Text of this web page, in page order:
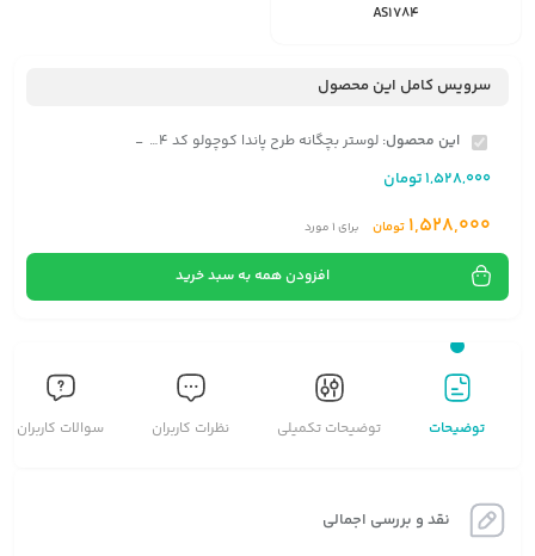
AS1784
سرویس کامل این محصول
این محصول: لوستر بچگانه طرح پاندا کوچولو کد AS1784 -
1,528,000تومان
1,528,000 تومان برای1مورد
افزودن همه به سبد خرید
توضیحات توضیحات تکمیلی نظرات کاربران سوالات کاربران
نقد و بررسی اجمالی